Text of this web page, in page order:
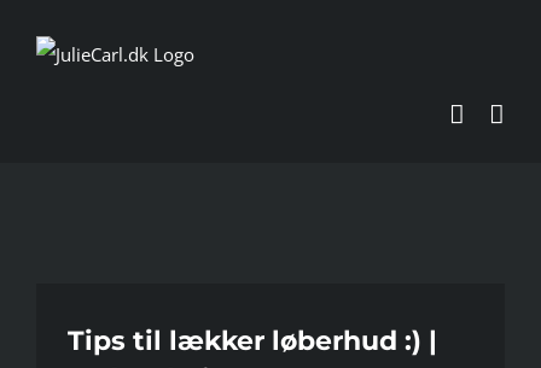
Tips til lækker løberhud :) |